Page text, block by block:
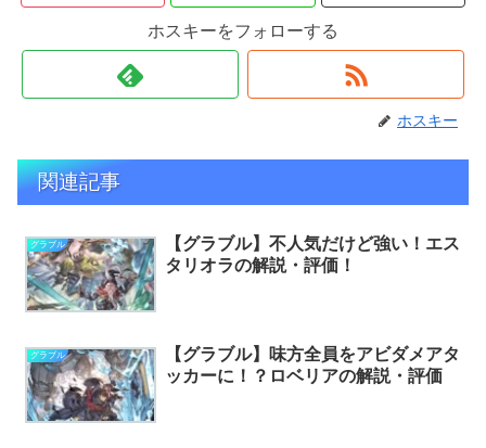
ホスキーをフォローする
ホスキー
関連記事
グラブル
【グラブル】不人気だけど強い！エス
タリオラの解説・評価！
グラブル
【グラブル】味方全員をアビダメアタ
ッカーに！？ロベリアの解説・評価